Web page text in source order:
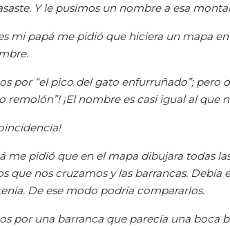
Y le pusimos un nombre a esa
mi papá me pidió que hiciera un mapa
por “el pico del gato enfurruñado”; pero
remolón”! ¡El nombre es casi igual al que
me pidió que en el mapa dibujara todas
que nos cruzamos y las barrancas.
De ese modo podría compararlos.
por una barranca que parecía una boca